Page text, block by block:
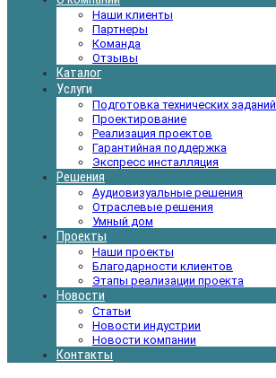
Наши клиенты
Партнеры
Команда
Отзывы
Каталог
Услуги
Подготовка технических заданий
Проектирование
Реализация проектов
Гарантийная поддержка
Экспресс инсталляция
Решения
Аудиовизуальные решения
Отраслевые решения
Умный дом
Проекты
Наши проекты
Благодарности клиентов
Этапы реализации проекта
Новости
Статьи
Новости индустрии
Новости компании
Контакты